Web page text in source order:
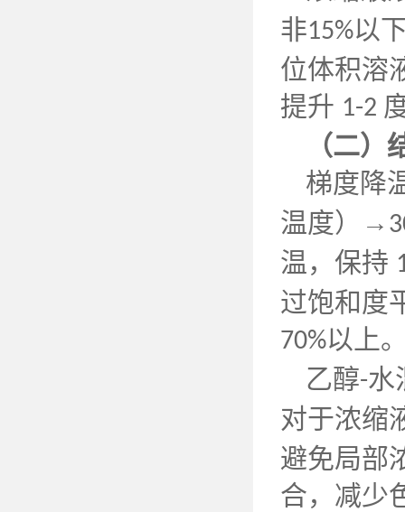
非15%以
位体积溶
提升 1-2
（二）
梯度降
温度）→
温，保持
过饱和度
70%以上
乙醇-水
对于浓缩
避免局部
合，减少